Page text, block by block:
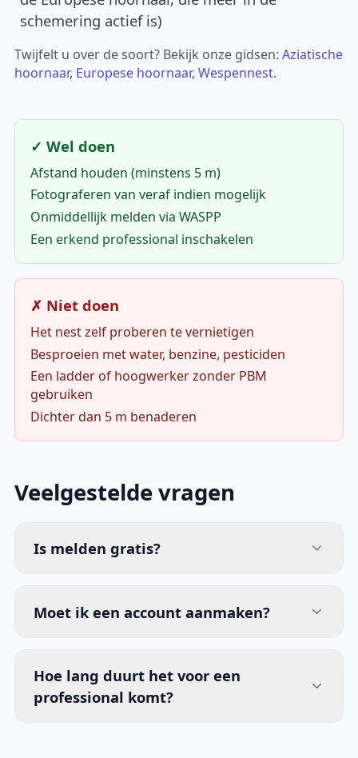
schemering actief is)
Twijfelt u over de soort? Bekijk onze gidsen:Aziatische
hoornaar, Europese hoornaar,Wespennest.
✓ Wel doen
Afstand houden (minstens 5 m)
Fotograferen van veraf indien mogelijk
Onmiddellijk melden via WASPP
Een erkend professional inschakelen
✗ Niet doen
Het nest zelf proberen te vernietigen
Besproeien met water, benzine, pesticiden
Een ladder of hoogwerker zonder PBM
gebruiken
Dichter dan 5 m benaderen
Veelgestelde vragen
Is melden gratis?
Moet ik een account aanmaken?
Hoe lang duurt het voor een
professional komt?